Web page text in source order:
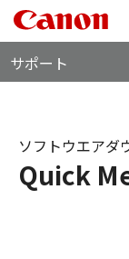
サポート
Quick
ソフトウエアダ